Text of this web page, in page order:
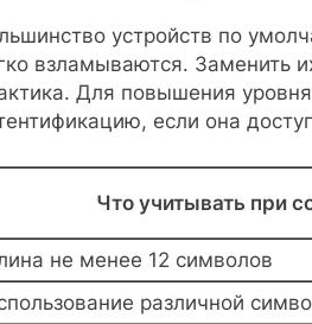
устройств по
взламываются. Заменить
Для повышения
если она
Что учитывать при
не менее 12 символов
различной